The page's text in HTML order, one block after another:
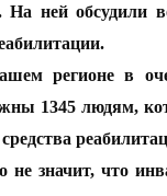
На ней обсудили
регионе в
1345 людям,
значит, что